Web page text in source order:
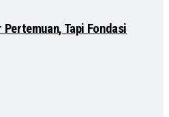
Tapi Fondasi